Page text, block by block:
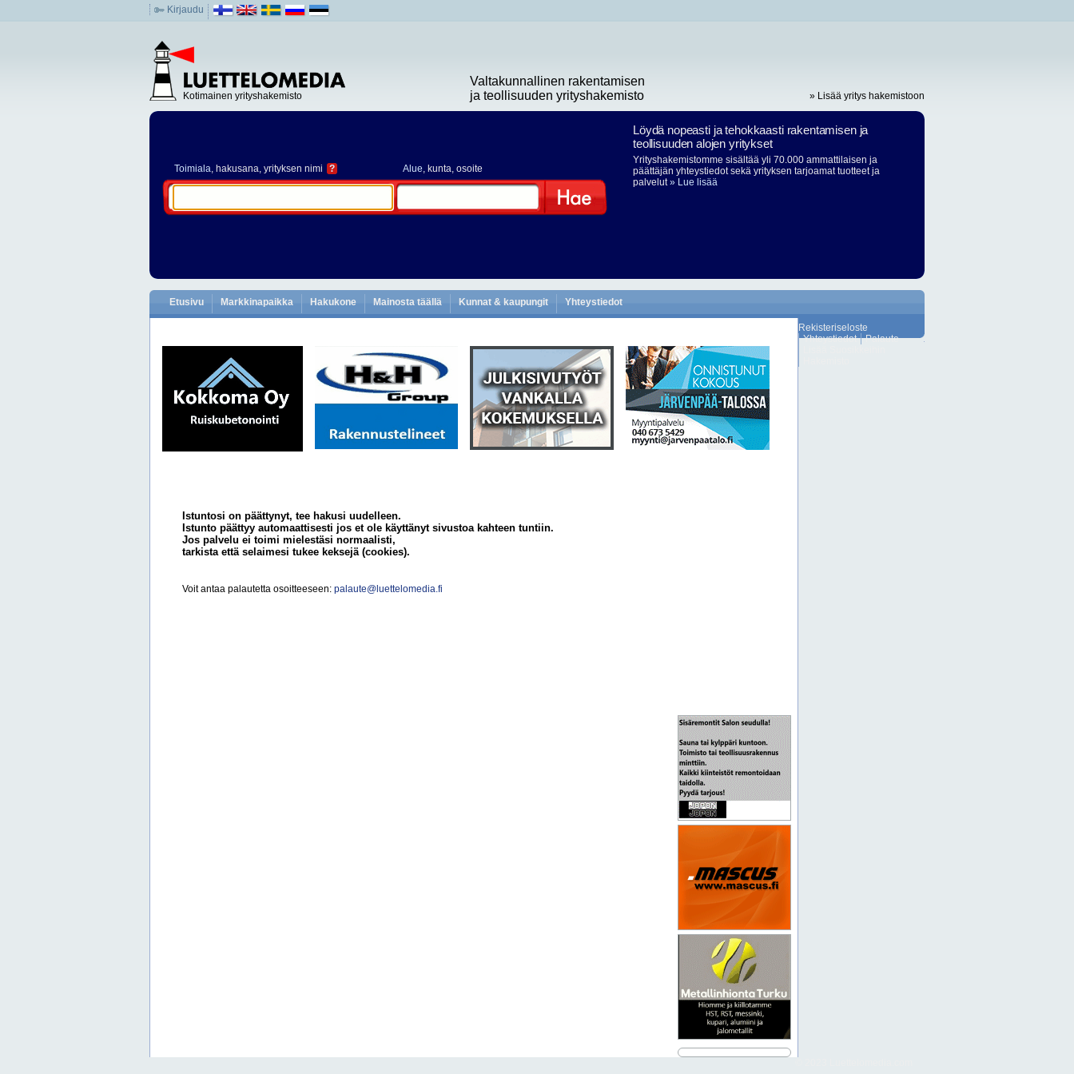
Kirjaudu
Kotimainen yrityshakemisto
Valtakunnallinen rakentamisen
ja teollisuuden yrityshakemisto
» Lisää yritys hakemistoon
Toimiala, hakusana, yrityksen nimi ? Alue, kunta, osoite
Löydä nopeasti ja tehokkaasti rakentamisen ja
teollisuuden alojen yritykset
Yrityshakemistomme sisältää yli 70.000 ammattilaisen ja
päättäjän yhteystiedot sekä yrityksen tarjoamat tuotteet ja
palvelut» Lue lisää
Etusivu Markkinapaikka Hakukone Mainosta täällä Kunnat & kaupungit Yhteystiedot
Istuntosi on päättynyt, tee hakusi uudelleen.
Istunto päättyy automaattisesti jos et ole käyttänyt sivustoa kahteen tuntiin.
Jos palvelu ei toimi mielestäsi normaalisti,
tarkista että selaimesi tukee keksejä (cookies).
Voit antaa palautetta osoitteeseen: palaute@luettelomedia.fi
Rekisteriseloste
Yhteystiedot
Palaute